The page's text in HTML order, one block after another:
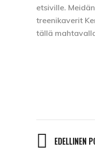
etsiville.
treenikaverit
tällä
EDELLINEN